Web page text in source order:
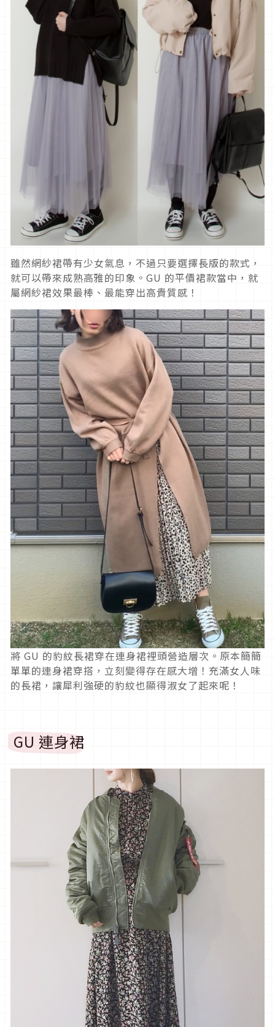
雖然網紗裙帶有少女氣息，不過只要選擇長版的款式，
就可以帶來成熟高雅的印象。GU 的平價裙款當中，就
屬網紗裙效果最棒、最能穿出高貴質感！
將 GU 的豹紋長裙穿在連身裙裡頭營造層次。原本簡簡
單單的連身裙穿搭，立刻變得存在感大增！充滿女人味
的長裙，讓犀利強硬的豹紋也顯得淑女了起來呢！
GU 連身裙